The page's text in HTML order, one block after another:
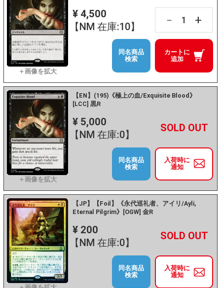
¥ 4,500
【NM 在庫:10】
－ +
カートに
追加
同名商品
検索
【EN】(195)《極上の血/Exquisite Blood》
[LCC] 黒R
¥ 5,000
【NM 在庫:0】
－ +
入荷時に
通知
同名商品
検索
【JP】【Foil】《永代巡礼者、アイリ/Ayli,
Eternal Pilgrim》[OGW] 金R
¥ 200
【NM 在庫:0】
－ +
入荷時に
通知
同名商品
検索